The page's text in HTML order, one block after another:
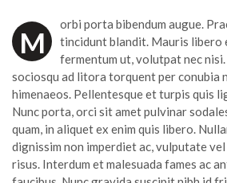
M
orbi porta bibendum augue.
tincidunt blandit. Mauris libero
fermentum ut, volutpat nec
sociosqu ad litora torquent per conubia
himenaeos. Pellentesque et turpis quis
Nunc porta, orci sit amet pulvinar
quam, in aliquet ex enim quis libero.
dignissim non imperdiet ac, vulputate
risus. Interdum et malesuada fames ac